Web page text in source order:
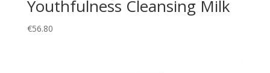
Youthfulness Cleansing Milk
€56.80